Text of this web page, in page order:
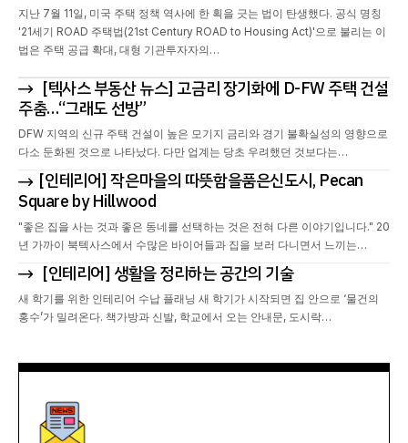
지난 7월 11일, 미국 주택 정책 역사에 한 획을 긋는 법이 탄생했다. 공식 명칭
'21세기 ROAD 주택법(21st Century ROAD to Housing Act)'으로 불리는 이
법은 주택 공급 확대, 대형 기관투자자의…
[텍사스 부동산 뉴스] 고금리 장기화에 D-FW 주택 건설
주춤…“그래도 선방”
DFW 지역의 신규 주택 건설이 높은 모기지 금리와 경기 불확실성의 영향으로
다소 둔화된 것으로 나타났다. 다만 업계는 당초 우려했던 것보다는…
[인테리어] 작은마을의 따뜻함을품은신도시, Pecan
Square by Hillwood
"좋은 집을 사는 것과 좋은 동네를 선택하는 것은 전혀 다른 이야기입니다." 20
년 가까이 북텍사스에서 수많은 바이어들과 집을 보러 다니면서 느끼는…
[인테리어] 생활을 정리하는 공간의 기술
새 학기를 위한 인테리어 수납 플래닝 새 학기가 시작되면 집 안으로 ‘물건의
홍수’가 밀려온다. 책가방과 신발, 학교에서 오는 안내문, 도시락…